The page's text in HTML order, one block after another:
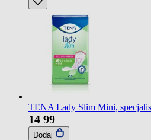
TENA Lady Slim Mini,
14 99
Dodaj